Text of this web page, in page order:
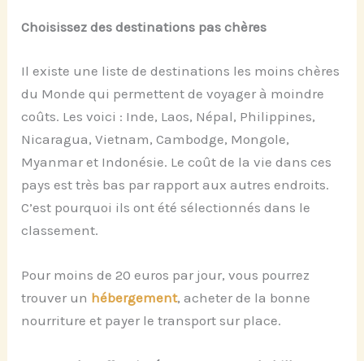
Choisissez des destinations pas chères
Il existe une liste de destinations les moins chères
du Monde qui permettent de voyager à moindre
coûts. Les voici : Inde, Laos, Népal, Philippines,
Nicaragua, Vietnam, Cambodge, Mongole,
Myanmar et Indonésie. Le coût de la vie dans ces
pays est très bas par rapport aux autres endroits.
C’est pourquoi ils ont été sélectionnés dans le
classement.
Pour moins de 20 euros par jour, vous pourrez
trouver un hébergement, acheter de la bonne
nourriture et payer le transport sur place.